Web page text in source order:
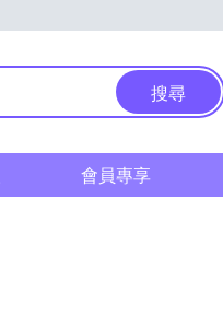
搜尋
會員專享